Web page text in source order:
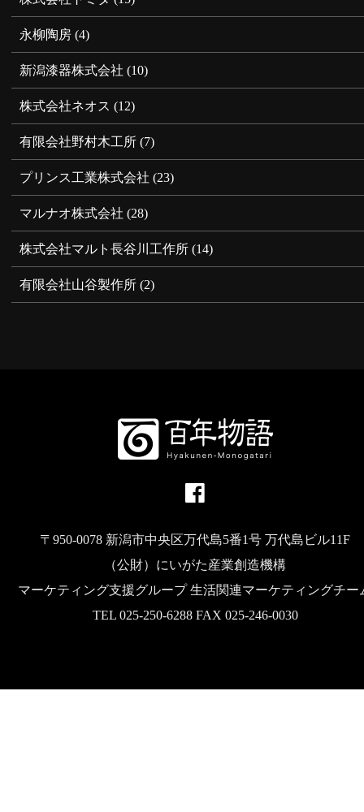
永柳陶房 (4)
新潟漆器株式会社 (10)
株式会社ネオス (12)
有限会社野村木工所 (7)
プリンス工業株式会社 (23)
マルナオ株式会社 (28)
株式会社マルト長谷川工作所 (14)
有限会社山谷製作所 (2)
〒950-0078 新潟市中央区万代島5番1号 万代島ビル11F
（公財）にいがた産業創造機構
マーケティング支援グループ 生活関連マーケティングチー
TEL 025-250-6288 FAX 025-246-0030